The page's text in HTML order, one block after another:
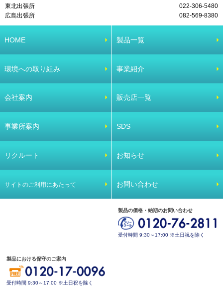
東北出張所
022-306-5480
広島出張所
082-569-8380
HOME 製品一覧
環境への取り組み 事業紹介
会社案内 販売店一覧
事業所案内 SDS
リクルート お知らせ
サイトのご利用にあたって お問い合わせ
製品の価格・納期のお問い合わせ
受付時間 9:30～17:00 ※土日祝を除く
製品における保守のご案内
受付時間 9:30～17:00 ※土日祝を除く